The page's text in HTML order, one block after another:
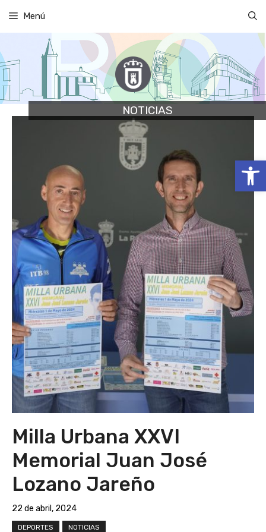
Abrir
contenido
Menú
NOTICIAS
Milla Urbana XXVI
Memorial Juan José
Lozano Jareño
22 de abril, 2024
DEPORTES NOTICIAS